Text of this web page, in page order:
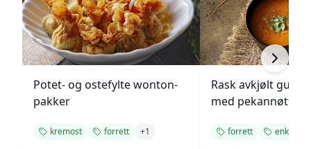
Potet- og ostefylte wonton-
pakker
kremost forrett +1
Rask avkjølt
med pekannøtter
forrett enkel